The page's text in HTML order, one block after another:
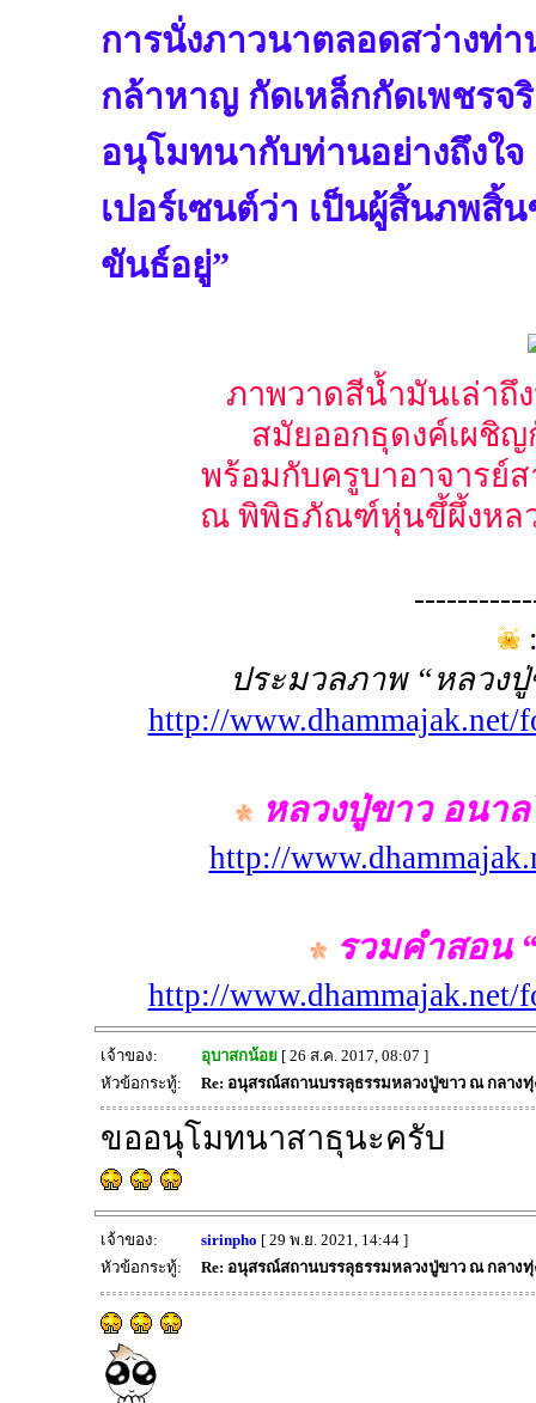
การนั่งภาวนาตลอดสว่างท่
กล้าหาญ กัดเหล็กกัดเพชรจ
อนุโมทนากับท่านอย่างถึงใจ
เปอร์เซนต์ว่า เป็นผู้สิ้นภพสิ้
ขันธ์อยู่”
ภาพวาดสีน้ำมันเล่าถึ
สมัยออกธุดงค์เผชิ
พร้อมกับครูบาอาจารย์
ณ พิพิธภัณฑ์หุ่นขึ้ผึ้งหลว
ประมวลภาพ “หลวง
http://
หลวงปู่ขาว อนา
http://
รวมคำสอน
http://
เจ้าของ: อุบาสกน้อย[ 26 ส.ค. 2017, 08:07 ]
หัวข้อกระทู้:
Re: อนุสรณ์สถานบรรลุธรรมหลวงปู่ขาว ณ กลาง
ขออนุโมทนาสาธุนะครับ
เจ้าของ: sirinpho [ 29 พ.ย. 2021, 14:44 ]
หัวข้อกระทู้:
Re: อนุสรณ์สถานบรรลุธรรมหลวงปู่ขาว ณ กลาง